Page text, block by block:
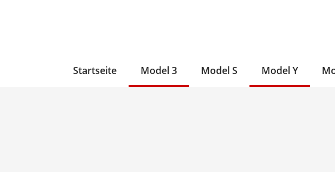
Startseite Model 3 Model S Model Y